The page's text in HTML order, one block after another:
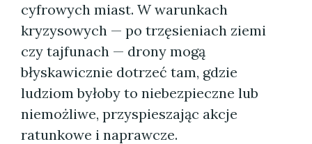
cyfrowych miast. W warunkach
kryzysowych — po trzęsieniach ziemi
czy tajfunach — drony mogą
błyskawicznie dotrzeć tam, gdzie
ludziom byłoby to niebezpieczne lub
niemożliwe, przyspieszając akcje
ratunkowe i naprawcze.